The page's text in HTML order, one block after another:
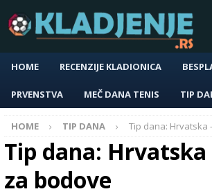
HOME RECENZIJE KLADIONICA
PRVENSTVA MEČ DANA TENIS TIP
HOME TIP DANA Tip dana: Hrvatska
Tip dana:
za bodove